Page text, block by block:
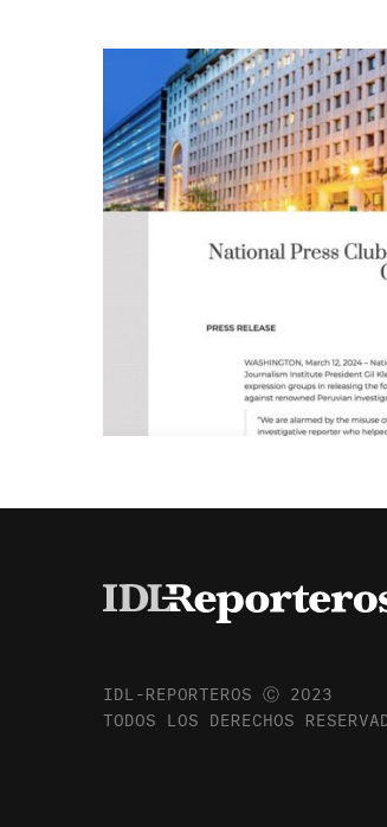
IDL-REPORTEROS Ⓒ 2023
TODOS LOS DERECHOS